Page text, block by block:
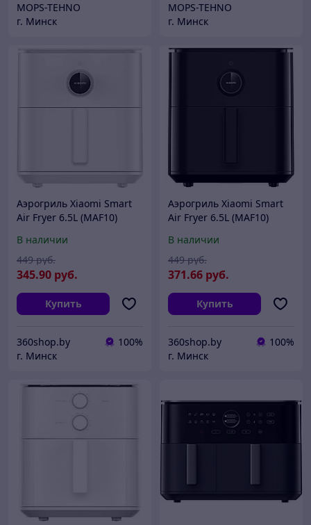
MOPS-TEHNO
г. Минск
MOPS-TEHNO
г. Минск
Аэрогриль Xiaomi Smart
Air Fryer 6.5L (MAF10)
международная версия,
белый)
В наличии
345.90 руб.
449 руб.
Купить
360shop.by
100%
г. Минск
Аэрогриль Xiaomi Smart
Air Fryer 6.5L (MAF10)
международная версия,
черный)
В наличии
371.66 руб.
449 руб.
Купить
360shop.by
100%
г. Минск